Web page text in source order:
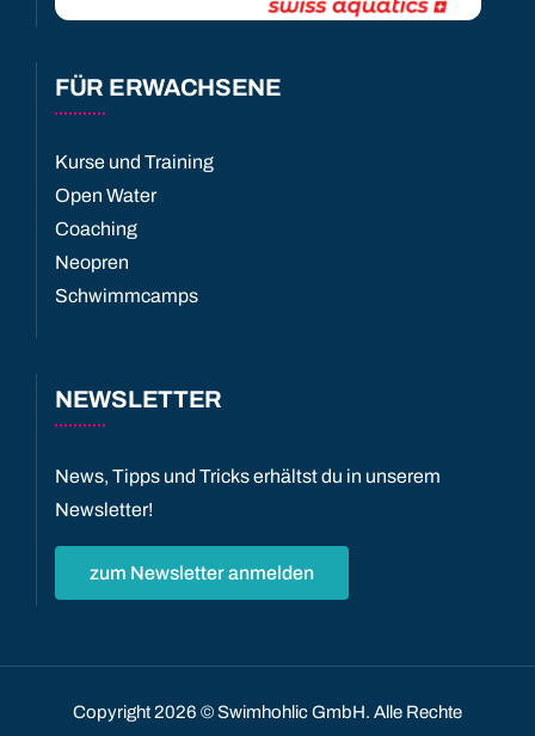
FÜR ERWACHSENE
Kurse und Training
Open Water
Coaching
Neopren
Schwimmcamps
NEWSLETTER
News, Tipps und Tricks erhältst du in unserem
Newsletter!
zum Newsletter anmelden
Copyright2026 © Swimhohlic GmbH. Alle Rechte